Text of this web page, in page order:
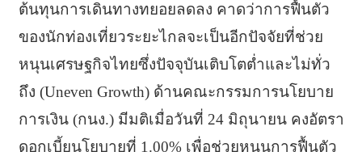
ต้นทุนการเดินทางทยอยลดลง คาดว่าการฟื้นตัว
ของนักท่องเที่ยวระยะไกลจะเป็นอีกปัจจัยที่ช่วย
หนุนเศรษฐกิจไทยซึ่งปัจจุบันเติบโตต่ำและไม่ทั่ว
ถึง (Uneven Growth) ด้านคณะกรรมการนโยบาย
การเงิน (กนง.) มีมติเมื่อวันที่ 24 มิถุนายน คงอัตรา
ดอกเบี้ยนโยบายที่ 1.00% เพื่อช่วยหนุนการฟื้นตัว